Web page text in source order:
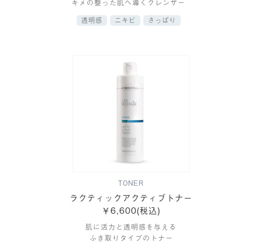
キメの整った肌へ導くクレンザー
透明感 ニキビ さっぱり
TONER
ラクティックアクティブトナー
￥6,600(税込)
肌に活力と透明感を与える
ふき取りタイプのトナー